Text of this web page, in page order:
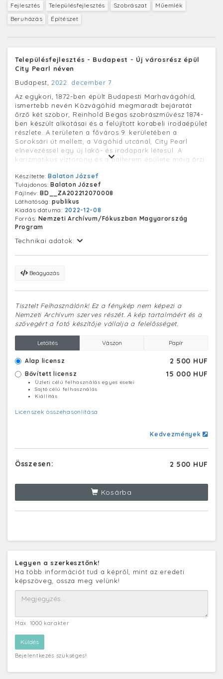
Fejlesztés Településfejlesztés Szobrászat
Műemlék
Beruházás
Építészet
Településfejlesztés - Budapest - Új városrész épül
City Pearl néven
Budapest, 2022. december 7.
Az egykori, 1872-ben épült Budapesti Marhavágóhíd,
ismertebb nevén Közvágóhíd megmaradt bejáratát
őrző két szobor, Reinhold Begas szobrászművész 1874-
ben készült alkotásai és a felújított korabeli irodaépület
részlete. A területen a főváros 9. kerületében a
Soroksári út mellett, a Vágóhíd utcánál, City Pearl
elnevezéssel egy új lakó- és irodapark létesül. A
karizmatikus víztorony és a bálterem épülete máig őrzi
korhűen, műemlékvédelmi előírásoknak megfelelően
újulnak meg. Az egykori Közvágóhíd többhektáros
alapterülete fontos ipari városrész volt, amely azonban
a huszadik század végére minden tekintetben
funkcióját vesztette, elhagyatott, lepusztult lerakat-
raktár területté vált. A korábbi mészárszékek, hentesek
és mészárosok helyén zöld felületek, kávézók,
éttermek, szállodák, irodák, épülnek valamint két
Készítette:Balaton József
Tulajdonos:Balaton József
Fájlnév:BD__ZA202212070008
Láthatóság:publikus
Kiadás dátuma: 2022-12-08
Forrás: Nemzeti Archívum/Fókuszban Magyarország
Program
Technikai adatok:
Beágyazás
Tisztelt Felhasználónk! Ez a fénykép nem képezi a
Nemzeti Archívum szerves részét. A kép tartalmáért és a
szövegért a fotó készítője vállalja a felelősséget.
Letöltés Vászon Papír
Alap licensz 2 500 HUF
Bővített licensz 15 000 HUF
Üzleti célú felhasználás egyes esetei
Sajtó célú felhasználás
Kiállítás
Licenszek összehasonlítása
Kedvezmények
Összesen: 2 500 HUF
Kosárba
Legyen a szerkesztőnk!
Ha több információt tud a képről, mint az eredeti
képszöveg, ossza meg velünk!
Max. 1000 karakter
Bejelentkezés szükséges!